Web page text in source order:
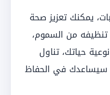
يمكنك تعزيز صحة
من السموم،
حياتك، تناول
سيساعدك في الحفاظ